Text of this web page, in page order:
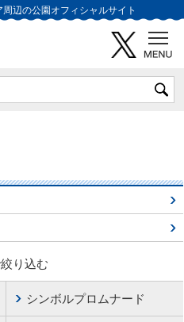
周辺の公園オフィシャルサイト
り込む
シンボルプロムナード